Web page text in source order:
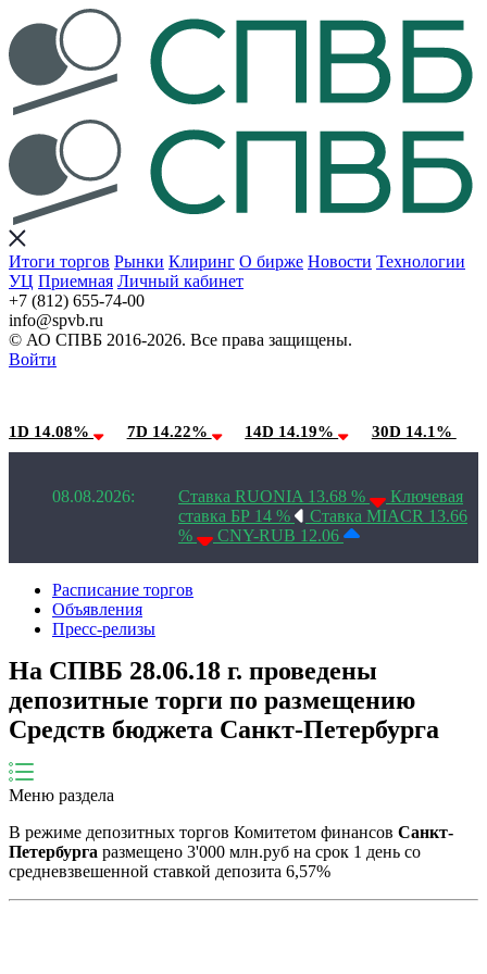
Итоги торгов Рынки Клиринг О бирже Новости Технологии
УЦ Приемная Личный кабинет
+7 (812) 655-74-00
info@spvb.ru
© АО СПВБ 2016-2026. Все права защищены.
Войти
1D 14.08% 7D 14.22% 14D 14.19% 30D 14.1%
08.08.2026: Ставка RUONIA 13.68 %
Ключевая
ставка БР 14 %
Ставка MIACR 13.66
%
CNY-RUB 12.06
Расписание торгов
Объявления
Пресс-релизы
На СПВБ 28.06.18 г. проведены
депозитные торги по размещению
Средств бюджета Санкт-Петербурга
Меню раздела
В режиме депозитных торгов Комитетом финансов Санкт-
Петербурга размещено 3'000 млн.руб на срок 1 день со
средневзвешенной ставкой депозита 6,57%